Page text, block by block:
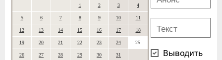
1 2 3 4
5 6 7 8 9 10 11
12 13 14 15 16 17 18
19 20 21 22 23 24 25
26 27 28 29 30 31
Выводить